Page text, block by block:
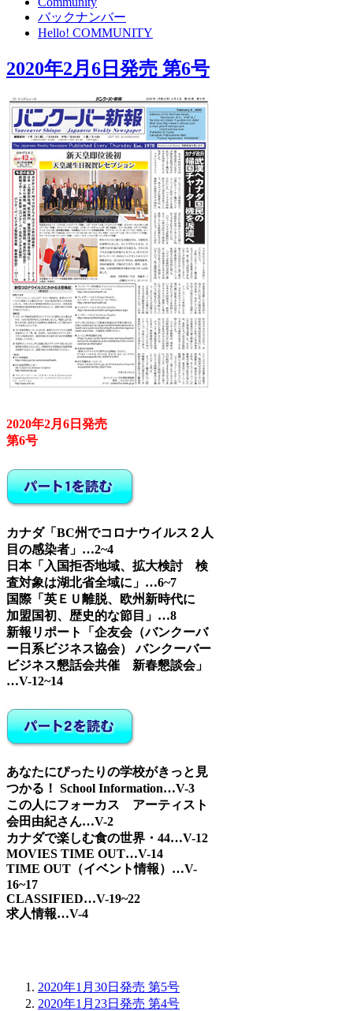
バックナンバー
Hello! COMMUNITY
2020年2月6日発売 第6号
2020年2月6日発売
第6号
カナダ「BC州でコロナウイルス２人
目の感染者」…2~4
日本「入国拒否地域、拡大検討 検
査対象は湖北省全域に」…6~7
国際「英ＥＵ離脱、欧州新時代に
加盟国初、歴史的な節目」…8
新報リポート「企友会（バンクーバ
ー日系ビジネス協会） バンクーバー
ビジネス懇話会共催 新春懇談会」
…V-12~14
あなたにぴったりの学校がきっと見
つかる！ School Information…V-3
この人にフォーカス アーティスト
会田由紀さん…V-2
カナダで楽しむ食の世界・44…V-12
MOVIES TIME OUT…V-14
TIME OUT（イベント情報）…V-
16~17
CLASSIFIED…V-19~22
求人情報…V-4
2020年1月30日発売 第5号
2020年1月23日発売 第4号